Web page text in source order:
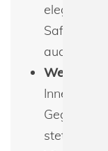
elegante
Saffiano-
auch
Weiches
Innenfutter
stets in